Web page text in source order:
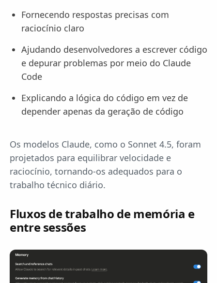
Fornecendo respostas precisas com
raciocínio claro
Ajudando desenvolvedores a escrever código
e depurar problemas por meio do Claude
Code
Explicando a lógica do código em vez de
depender apenas da geração de código
Os modelos Claude, como o Sonnet 4.5, foram
projetados para equilibrar velocidade e
raciocínio, tornando-os adequados para o
trabalho técnico diário.
Fluxos de trabalho de memória e
entre sessões